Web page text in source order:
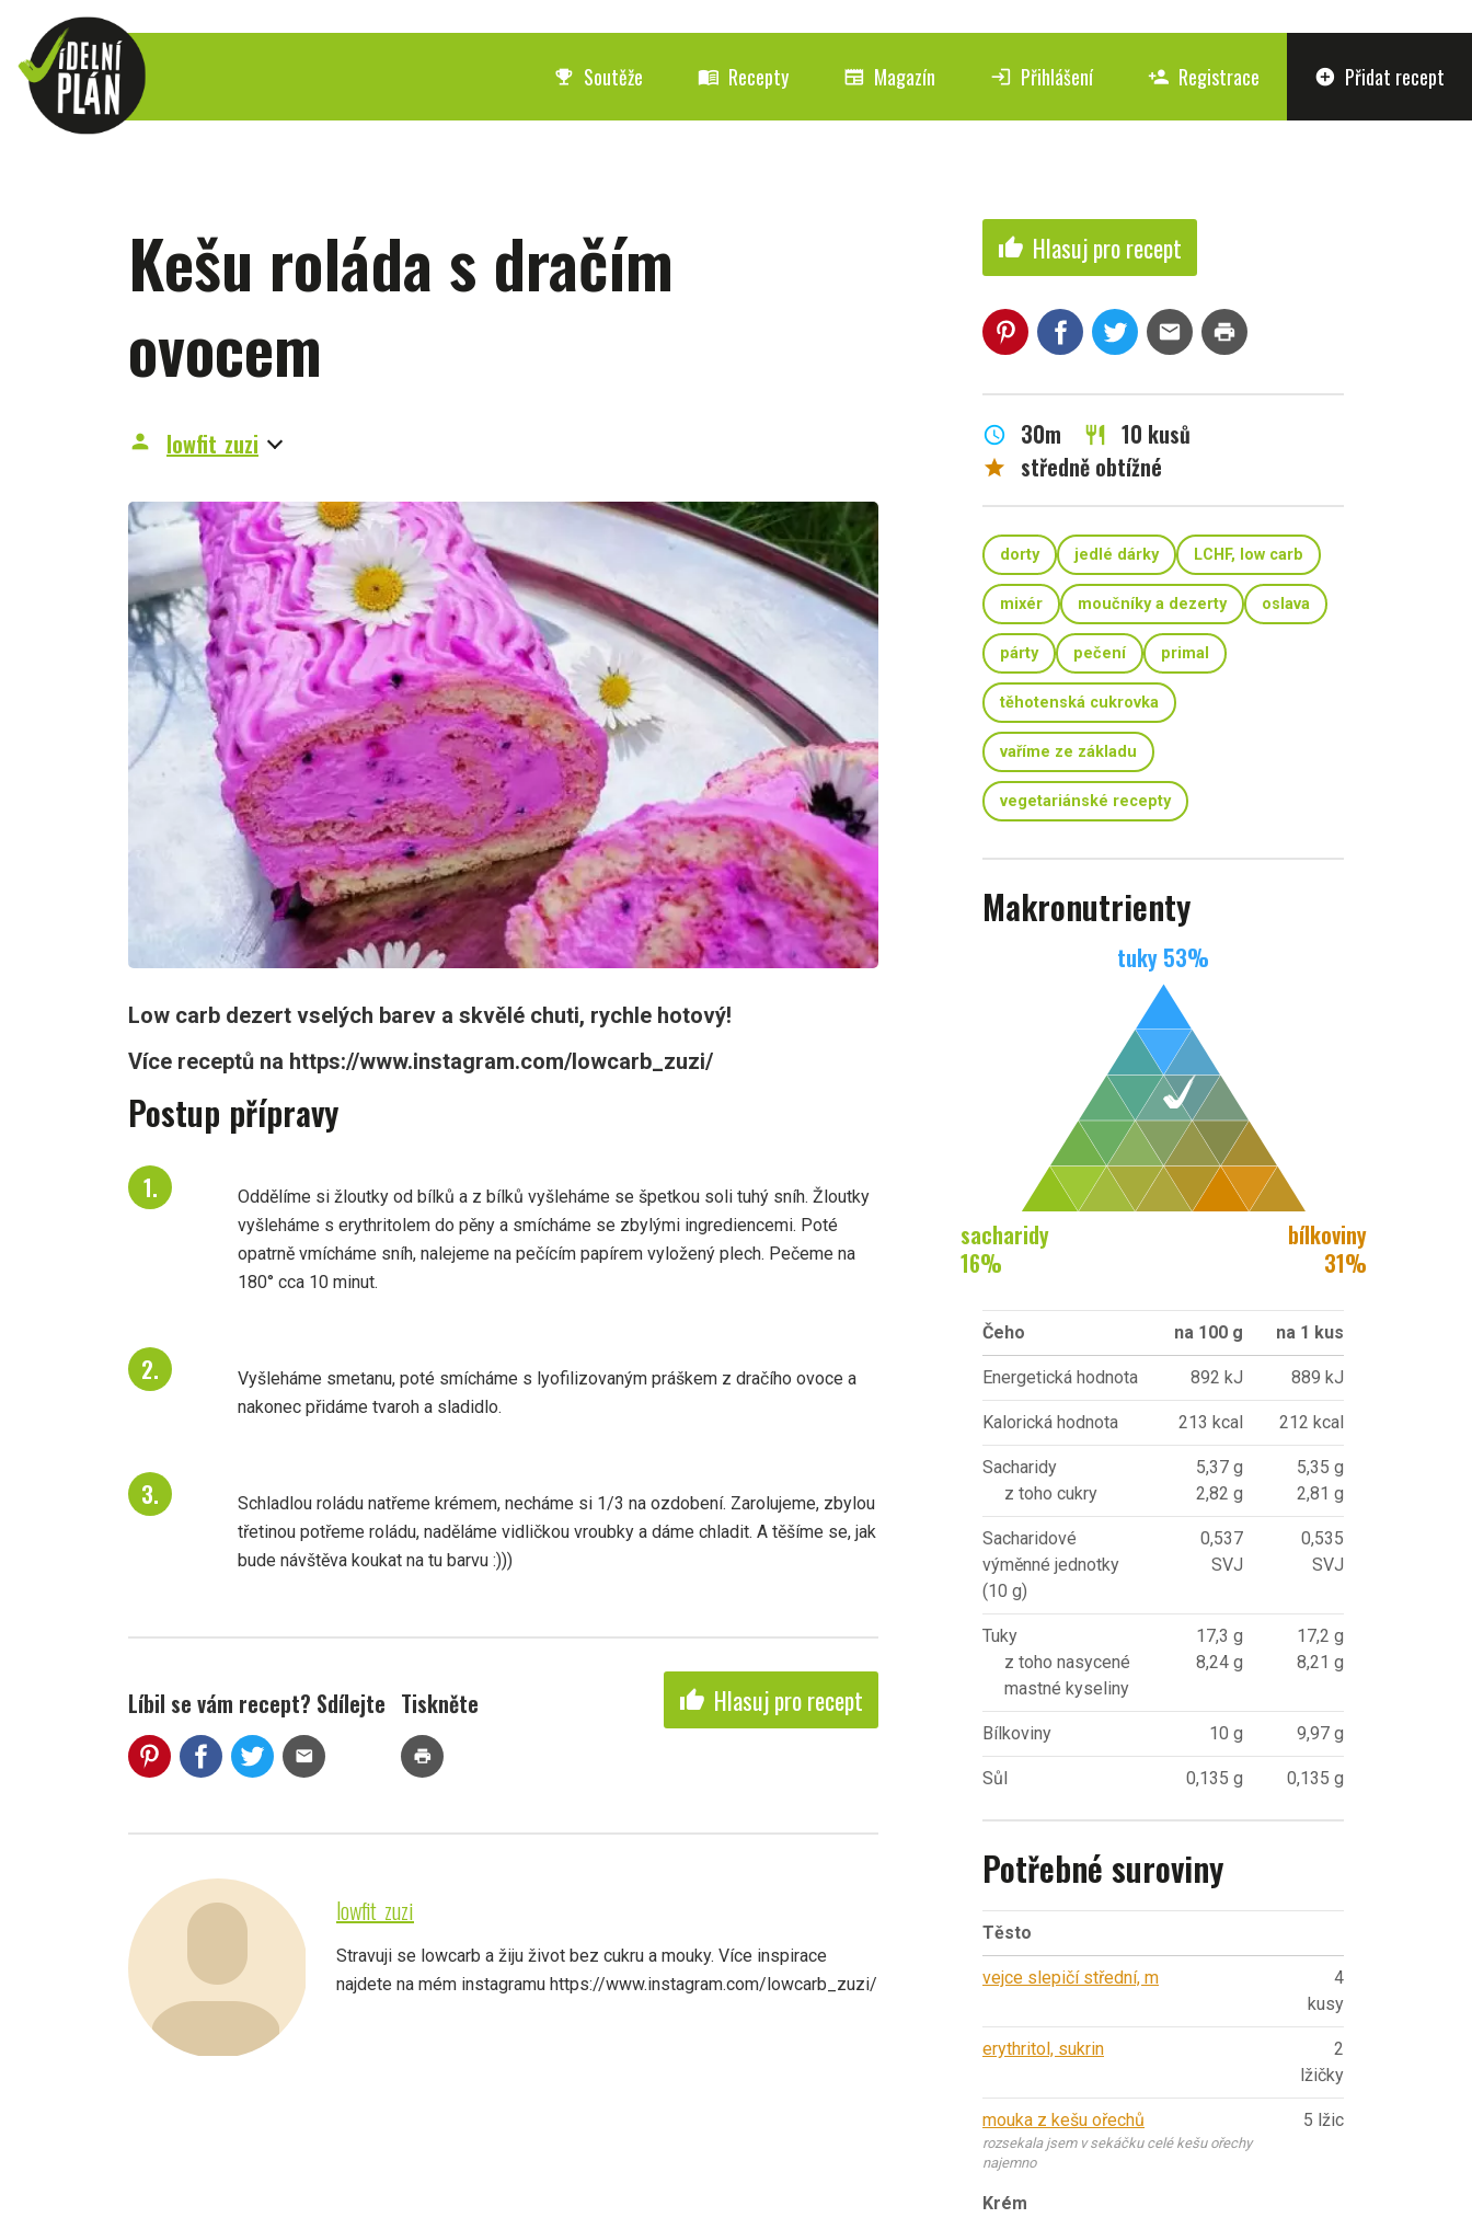
emoji_events Soutěže menu_book Recepty newspaper Magazín login Přihlášení person_add Registrace add_circle Přidat recept
Kešu roláda s dračím
ovocem
person lowfit_zuzi
Low carb dezert vselých barev a skvělé chuti, rychle hotový!
Více receptů na https://www.instagram.com/lowcarb_zuzi/
Postup přípravy
Oddělíme si žloutky od bílků a z bílků vyšleháme se špetkou soli tuhý sníh. Žloutky
vyšleháme s erythritolem do pěny a smícháme se zbylými ingrediencemi. Poté
opatrně vmícháme sníh, nalejeme na pečícím papírem vyložený plech. Pečeme na
180° cca 10 minut.
Vyšleháme smetanu, poté smícháme s lyofilizovaným práškem z dračího ovoce a
nakonec přidáme tvaroh a sladidlo.
Schladlou roládu natřeme krémem, necháme si 1/3 na ozdobení. Zarolujeme, zbylou
třetinou potřeme roládu, naděláme vidličkou vroubky a dáme chladit. A těšíme se, jak
bude návštěva koukat na tu barvu :)))
Líbil se vám recept? Sdílejte
mail
Tiskněte
print
thumb_up Hlasuj pro recept
lowfit_zuzi
Stravuji se lowcarb a žiju život bez cukru a mouky. Více inspirace
najdete na mém instagramu https://www.instagram.com/lowcarb_zuzi/
thumb_up Hlasuj pro recept
mail print
schedule 30m restaurant 10 kusů
star středně obtížné
dorty jedlé dárky LCHF, low carb
mixér moučníky a dezerty oslava
párty pečení primal
těhotenská cukrovka
vaříme ze základu
vegetariánské recepty
Makronutrienty
tuky 53%
sacharidy
16%
bílkoviny
31%
Čeho na 100 g na 1 kus
Energetická hodnota 892 kJ 889 kJ
Kalorická hodnota 213 kcal 212 kcal
Sacharidy
z toho cukry
5,37 g
2,82 g
5,35 g
2,81 g
Sacharidové
výměnné jednotky
(10 g)
0,537
SVJ
0,535
SVJ
Tuky
z toho nasycené
mastné kyseliny
17,3 g
8,24 g
17,2 g
8,21 g
Bílkoviny 10 g 9,97 g
Sůl 0,135 g 0,135 g
Potřebné suroviny
Těsto
vejce slepičí střední, m
4
kusy
erythritol, sukrin
2
lžičky
mouka z kešu ořechů
rozsekala jsem v sekáčku celé kešu ořechy
najemno
5 lžic
Krém